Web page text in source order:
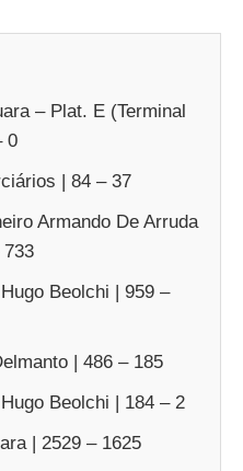
– Plat. E (Terminal
0
| 84 – 37
Armando De Arruda
733
Beolchi | 959 –
| 486 – 185
Beolchi | 184 – 2
| 2529 – 1625